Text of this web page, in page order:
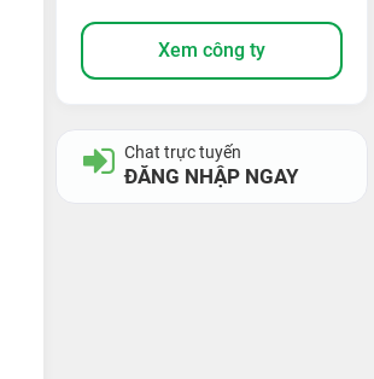
Xem công ty
Chat trực tuyến
ĐĂNG NHẬP NGAY